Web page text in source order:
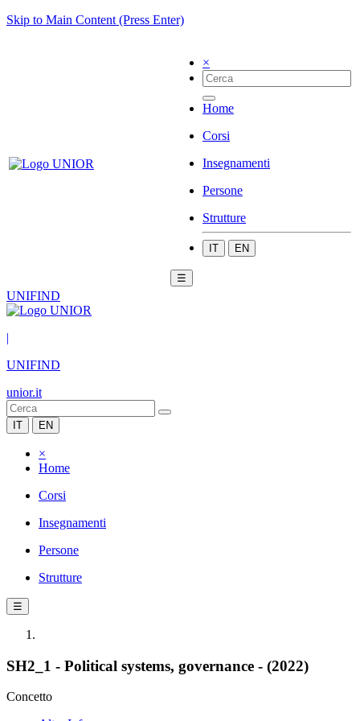
Skip to Main Content (Press Enter)
×
Home
Corsi
Insegnamenti
Persone
Strutture
IT EN
☰
UNIFIND
|
UNIFIND
unior.it
IT EN
×
Home
Corsi
Insegnamenti
Persone
Strutture
☰
SH2_1 - Political systems, governance - (2022)
Concetto